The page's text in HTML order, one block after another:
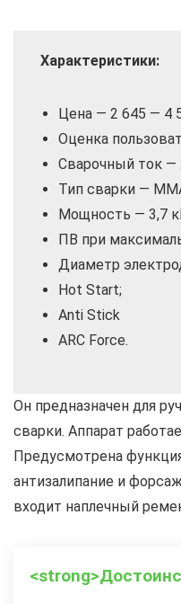
Характеристики:
Цена — 2 645 — 4
Оценка
Сварочный ток —
Тип сварки —
Мощность — 3,7
ПВ при
Диаметр
Hot Start;
Anti Stick
ARC Force.
Он предназначен для
сварки. Аппарат
Предусмотрена
антизалипание и
входит наплечный